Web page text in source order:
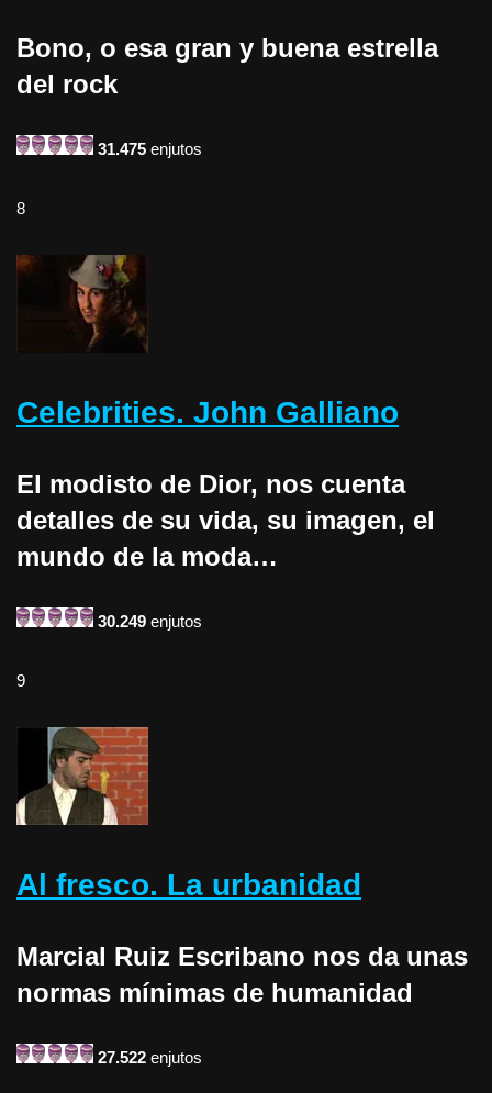
Bono, o esa gran y buena estrella
del rock
31.475 enjutos
8
Celebrities. John Galliano
El modisto de Dior, nos cuenta
detalles de su vida, su imagen, el
mundo de la moda…
30.249 enjutos
9
Al fresco. La urbanidad
Marcial Ruiz Escribano nos da unas
normas mínimas de humanidad
27.522 enjutos